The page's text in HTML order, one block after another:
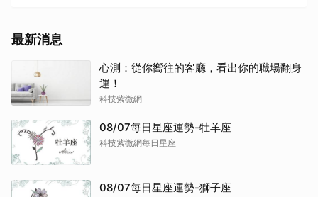
最新消息
心測：從你嚮往的客廳，看出你的職場翻身
運！
科技紫微網
08/07每日星座運勢-牡羊座
科技紫微網每日星座
08/07每日星座運勢-獅子座